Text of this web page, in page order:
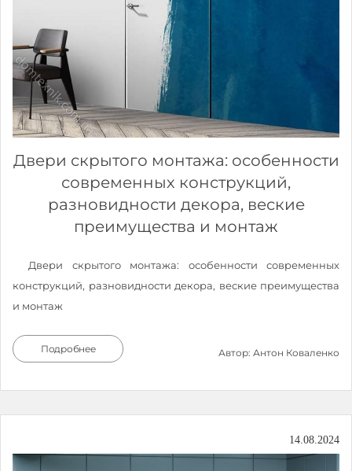
Двери скрытого монтажа: особенности
современных конструкций,
разновидности декора, веские
преимущества и монтаж
Двери скрытого монтажа: особенности современных
конструкций, разновидности декора, веские преимущества
и монтаж
Подробнее Автор: Антон Коваленко
14.08.2024